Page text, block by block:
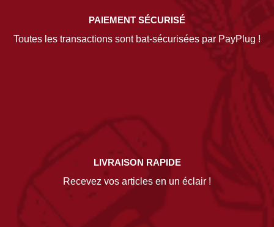
PAIEMENT SÉCURISÉ
Toutes les transactions sont bat-sécurisées par PayPlug !
LIVRAISON RAPIDE
Recevez vos articles en un éclair !